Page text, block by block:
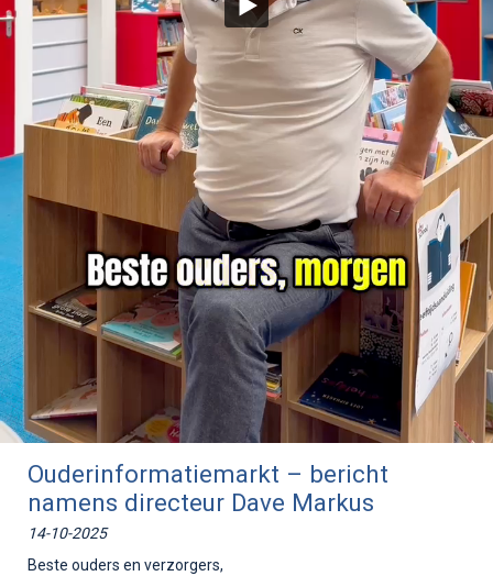
Ouderinformatiemarkt – bericht
namens directeur Dave Markus
14-10-2025
Beste ouders en verzorgers,